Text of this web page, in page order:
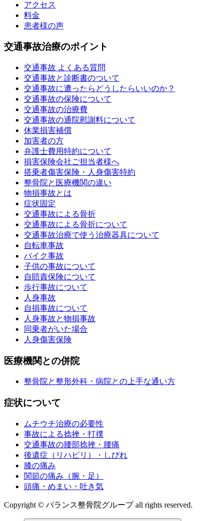
アクセス
料金
患者様の声
交通事故治療のポイント
交通事故 よくある質問
交通事故と診断書のついて
交通事故に遭ったらどうしたらいいのか？
交通事故の保険について
交通事故の治療費
交通事故の通院慰謝料について
休業損害補償
加害者の方
弁護士費用特約について
損害保険会社ご担当者様へ
搭乗者傷害保険・人身傷害特約
整骨院と医療機関の違い
物損事故とは
症状固定
交通事故による骨折
交通事故による骨折について
交通事故治療で使う治療器具について
自転車事故
バイク事故
子供の事故について
自賠責保険について
歩行事故について
人身事故
自損事故について
人身事故と物損事故
同乗者がいた場合
人身傷害保険
医療機関との併院
整骨院と整形外科・病院との上手な通い方
症状について
ムチウチ治療の必要性
事故による捻挫・打撲
交通事故の腰部捻挫・腰痛
後遺症（リハビリ）・しびれ
膝の痛み
関節の痛み（腕・足）
頭痛・めまい・吐き気
Copyright © バランス整骨院グループ all rights reserved.